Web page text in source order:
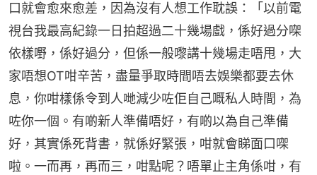
口就會愈來愈差，因為沒有人想工作耽誤：「以前電
視台我最高紀錄一日拍超過二十幾場戲，係好過分㗎
依樣嘢，係好過分，但係一般嚟講十幾場走唔甩，大
家唔想OT咁辛苦，盡量爭取時間唔去娛樂都要去休
息，你咁樣係令到人哋減少咗佢自己嘅私人時間，為
咗你一個。有啲新人準備唔好，有啲以為自己準備
好，其實係死背書，就係好緊張，咁就會睇面口㗎
啦。一而再，再而三，咁點呢？唔單止主角係咁，有